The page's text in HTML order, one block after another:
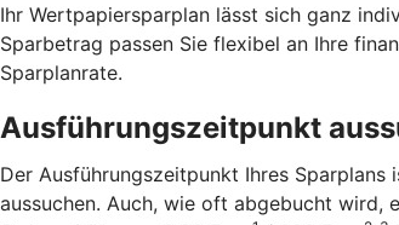
Ihr Wertpapiersparplan lässt sich ganz
Sparbetrag passen Sie flexibel an Ihre
Sparplanrate.
Ausführungszeitpunkt
Der Ausführungszeitpunkt Ihres
aussuchen. Auch, wie oft abgebucht wird,